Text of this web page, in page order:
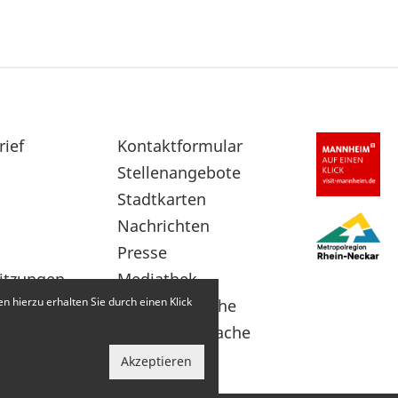
Sekundärnavigation
im
Fußbereich
Kontaktformular
Stellenangebote
Stadtkarten
Nachrichten
Presse
Mediathek
Leichte Sprache
Gebärdensprache
hierzu erhalten Sie durch einen Klick
Akzeptieren